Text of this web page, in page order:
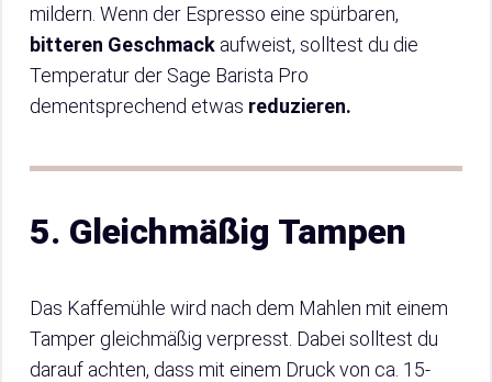
mildern. Wenn der Espresso eine spürbaren,
bitteren Geschmack aufweist, solltest du die
Temperatur der Sage Barista Pro
dementsprechend etwas reduzieren.
5. Gleichmäßig Tampen
Das Kaffemühle wird nach dem Mahlen mit einem
Tamper gleichmäßig verpresst. Dabei solltest du
darauf achten, dass mit einem Druck von ca. 15-